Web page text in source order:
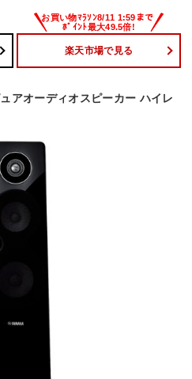
楽天市場で見る
アオーディオスピーカー ハイレ